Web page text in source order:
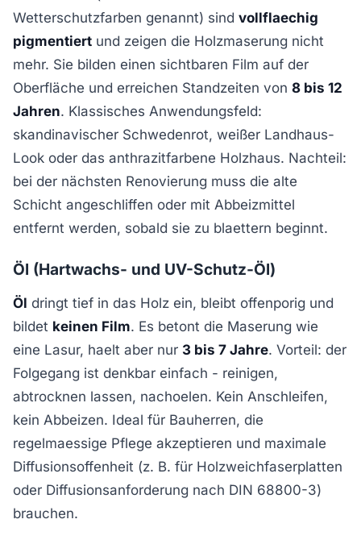
Wetterschutzfarben genannt) sind vollflaechig
pigmentiert und zeigen die Holzmaserung nicht
mehr. Sie bilden einen sichtbaren Film auf der
Oberfläche und erreichen Standzeiten von 8 bis 12
Jahren. Klassisches Anwendungsfeld:
skandinavischer Schwedenrot, weißer Landhaus-
Look oder das anthrazitfarbene Holzhaus. Nachteil:
bei der nächsten Renovierung muss die alte
Schicht angeschliffen oder mit Abbeizmittel
entfernt werden, sobald sie zu blaettern beginnt.
Öl (Hartwachs- und UV-Schutz-Öl)
Öl dringt tief in das Holz ein, bleibt offenporig und
bildet keinen Film. Es betont die Maserung wie
eine Lasur, haelt aber nur 3 bis 7 Jahre. Vorteil: der
Folgegang ist denkbar einfach - reinigen,
abtrocknen lassen, nachoelen. Kein Anschleifen,
kein Abbeizen. Ideal für Bauherren, die
regelmaessige Pflege akzeptieren und maximale
Diffusionsoffenheit (z. B. für Holzweichfaserplatten
oder Diffusionsanforderung nach DIN 68800-3)
brauchen.